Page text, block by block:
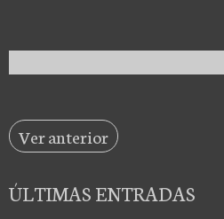
Ver anterior
ÚLTIMAS ENTRADAS